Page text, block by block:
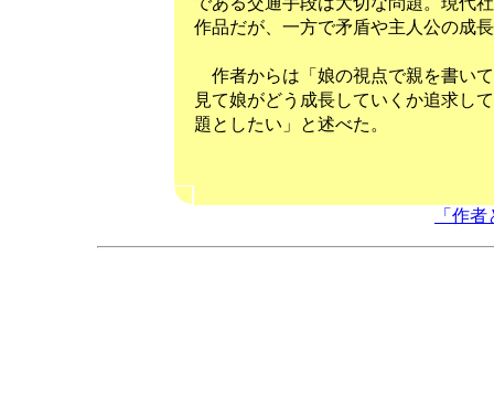
作品だが、一方で矛盾や主人公の成
作者からは「娘の視点で親を書い
見て娘がどう成長していくか追求し
題としたい」と述べた。
「作